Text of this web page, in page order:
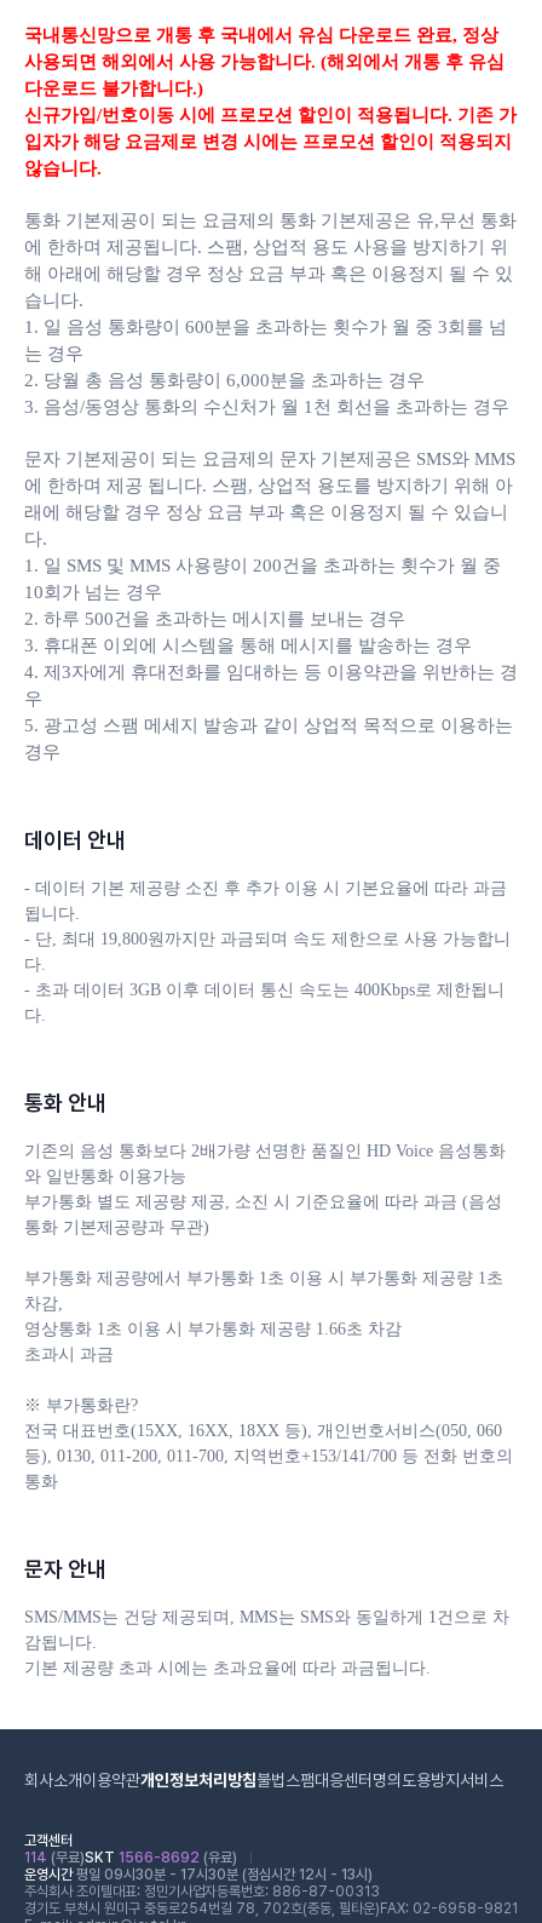
국내통신망으로 개통 후 국내에서 유심 다운로드 완료, 정상
사용되면 해외에서 사용 가능합니다. (해외에서 개통 후 유심
다운로드 불가합니다.)
신규가입/번호이동 시에 프로모션 할인이 적용됩니다. 기존 가
입자가 해당 요금제로 변경 시에는 프로모션 할인이 적용되지
않습니다.
통화 기본제공이 되는 요금제의 통화 기본제공은 유,무선 통화
에 한하며 제공됩니다. 스팸, 상업적 용도 사용을 방지하기 위
해 아래에 해당할 경우 정상 요금 부과 혹은 이용정지 될 수 있
습니다.
1. 일 음성 통화량이 600분을 초과하는 횟수가 월 중 3회를 넘
는 경우
2. 당월 총 음성 통화량이 6,000분을 초과하는 경우
3. 음성/동영상 통화의 수신처가 월 1천 회선을 초과하는 경우
문자 기본제공이 되는 요금제의 문자 기본제공은 SMS와 MMS
에 한하며 제공 됩니다. 스팸, 상업적 용도를 방지하기 위해 아
래에 해당할 경우 정상 요금 부과 혹은 이용정지 될 수 있습니
다.
1. 일 SMS 및 MMS 사용량이 200건을 초과하는 횟수가 월 중
10회가 넘는 경우
2. 하루 500건을 초과하는 메시지를 보내는 경우
3. 휴대폰 이외에 시스템을 통해 메시지를 발송하는 경우
4. 제3자에게 휴대전화를 임대하는 등 이용약관을 위반하는 경
우
5. 광고성 스팸 메세지 발송과 같이 상업적 목적으로 이용하는
경우
데이터 안내
- 데이터 기본 제공량 소진 후 추가 이용 시 기본요율에 따라 과금
됩니다.
- 단, 최대 19,800원까지만 과금되며 속도 제한으로 사용 가능합니
다.
- 초과 데이터 3GB 이후 데이터 통신 속도는 400Kbps로 제한됩니
다.
통화 안내
기존의 음성 통화보다 2배가량 선명한 품질인 HD Voice 음성통화
와 일반통화 이용가능
부가통화 별도 제공량 제공, 소진 시 기준요율에 따라 과금 (음성
통화 기본제공량과 무관)
부가통화 제공량에서 부가통화 1초 이용 시 부가통화 제공량 1초
차감,
영상통화 1초 이용 시 부가통화 제공량 1.66초 차감
초과시 과금
※ 부가통화란?
전국 대표번호(15XX, 16XX, 18XX 등), 개인번호서비스(050, 060
등), 0130, 011-200, 011-700, 지역번호+153/141/700 등 전화 번호의
통화
문자 안내
SMS/MMS는 건당 제공되며, MMS는 SMS와 동일하게 1건으로 차
감됩니다.
기본 제공량 초과 시에는 초과요율에 따라 과금됩니다.
회사소개이용약관개인정보처리방침불법스팸대응센터 명의도용방지서비스
고객센터
114 (무료)SKT 1566-8692 (유료)
운영시간평일 09시30분 - 17시30분 (점심시간 12시 - 13시)
주식회사 조이텔대표: 정민기 사업자등록번호: 886-87-00313
경기도 부천시 원미구 중동로254번길 78, 702호(중동, 필타운) FAX: 02-6958-9821